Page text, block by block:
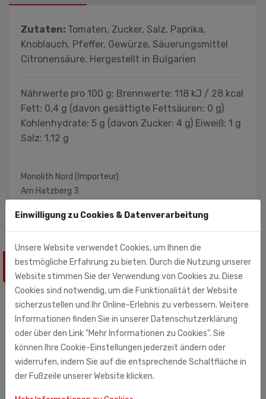
Zutaten: Tomaten, Zucker, Salz, Paprika,
Knoblauch, Pfeffer, Gewürze, Säuerungsmittel
Citronensäure. Hergestellt in Bulgarien
Nährwerte pro 100 g: Brennwerte: 118 kJ / 28 kcal
Fett: 0,4 g (davon gesättigte Fettsäuren: 0 g)
Kohlenhydrate: 5 g (davon Zucker: 4 g) Eiweiß: 1 g
Salz: 1,12 g
Monolith Nord (Importeur)
Am Hatzberg 3
ÄHNLICHE PRODUKTE
Einwilligung zu Cookies & Datenverarbeitung
Unsere Website verwendet Cookies, um Ihnen die
bestmögliche Erfahrung zu bieten. Durch die Nutzung unserer
Website stimmen Sie der Verwendung von Cookies zu. Diese
Cookies sind notwendig, um die Funktionalität der Website
sicherzustellen und Ihr Online-Erlebnis zu verbessern. Weitere
Informationen finden Sie in unserer Datenschutzerklärung
oder über den Link "Mehr Informationen zu Cookies". Sie
können Ihre Cookie-Einstellungen jederzeit ändern oder
widerrufen, indem Sie auf die entsprechende Schaltfläche in
der Fußzeile unserer Website klicken.